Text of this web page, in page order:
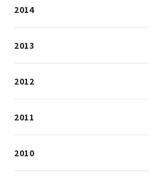
2014
2013
2012
2011
2010